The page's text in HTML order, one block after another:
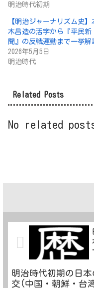
明治時代初期
【明治ジャーナリズム史】
木昌造の活字から『平民新
聞』の反戦運動まで一挙解
2026年5月5日
明治時代
Related Posts
No related
明治時代初期の日
交(中国・朝鮮・台